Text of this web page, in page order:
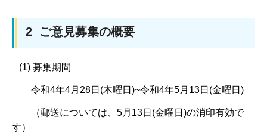
2 ご意見募集の概要
(1) 募集期間
令和4年4月28日(木曜日)~令和4年5月13日(金曜日)
（郵送については、5月13日(金曜日)の消印有効で
す）